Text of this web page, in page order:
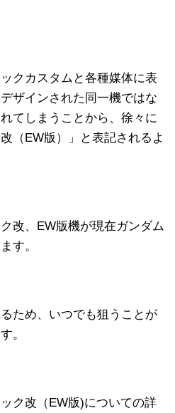
クカスタムと各種媒体に表
ザインされた同一機ではな
てしまうことから、徐々に
（EW版）」と表記されるよ
改、EW版機が現在ガンダム
す。
ため、いつでも狙うことが
。
ク改（EW版)についての詳